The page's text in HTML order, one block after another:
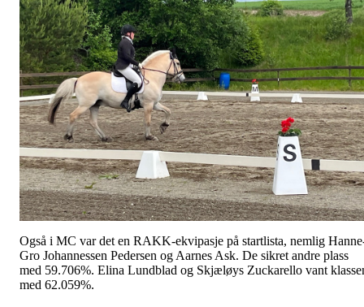
Også i MC var det en RAKK-ekvipasje på startlista, nemlig
Gro Johannessen Pedersen og Aarnes Ask. De sikret andre plass
med 59.706%. Elina Lundblad og Skjæløys Zuckarello vant
med 62.059%.